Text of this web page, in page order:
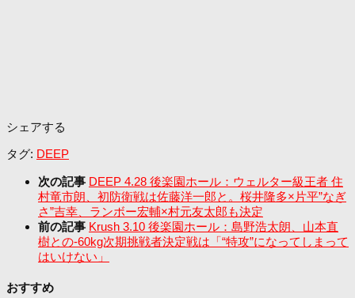
シェアする
タグ: DEEP
次の記事 DEEP 4.28 後楽園ホール：ウェルター級王者 住
村竜市朗、初防衛戦は佐藤洋一郎と。桜井隆多×片平”なぎ
さ”吉幸、ランボー宏輔×村元友太郎も決定
前の記事 Krush 3.10 後楽園ホール：島野浩太朗、山本直
樹との-60kg次期挑戦者決定戦は「“特攻”になってしまって
はいけない」
おすすめ